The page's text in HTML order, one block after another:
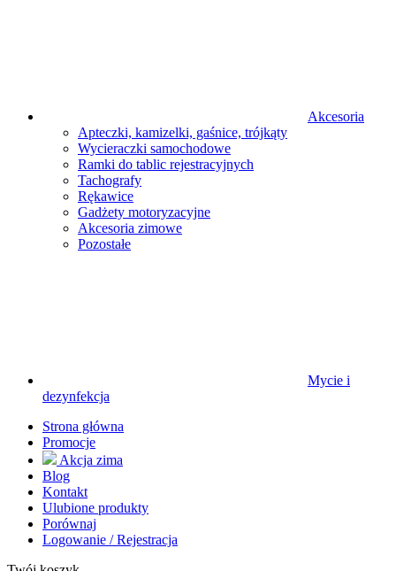
Akcesoria
Apteczki, kamizelki, gaśnice, trójkąty
Wycieraczki samochodowe
Ramki do tablic rejestracyjnych
Tachografy
Rękawice
Gadżety motoryzacyjne
Akcesoria zimowe
Pozostałe
Mycie i
dezynfekcja
Strona główna
Promocje
Akcja zima
Blog
Kontakt
Ulubione produkty
Porównaj
Logowanie / Rejestracja